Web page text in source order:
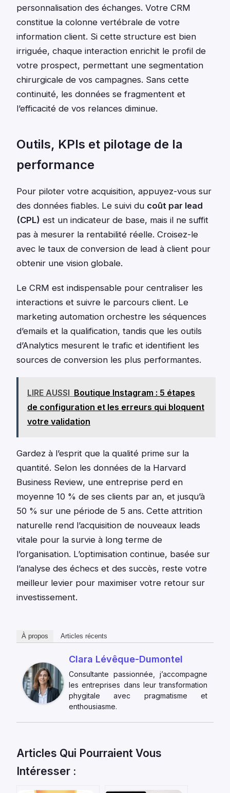
personnalisation des échanges. Votre CRM
constitue la colonne vertébrale de votre
information client. Si cette structure est bien
irriguée, chaque interaction enrichit le profil de
votre prospect, permettant une segmentation
chirurgicale de vos campagnes. Sans cette
continuité, les données se fragmentent et
l’efficacité de vos relances diminue.
Outils, KPIs et pilotage de la
performance
Pour piloter votre acquisition, appuyez-vous sur
des données fiables. Le suivi du coût par lead
(CPL) est un indicateur de base, mais il ne suffit
pas à mesurer la rentabilité réelle. Croisez-le
avec le taux de conversion de lead à client pour
obtenir une vision globale.
Le CRM est indispensable pour centraliser les
interactions et suivre le parcours client. Le
marketing automation orchestre les séquences
d’emails et la qualification, tandis que les outils
d’Analytics mesurent le trafic et identifient les
sources de conversion les plus performantes.
LIRE AUSSI Boutique Instagram : 5 étapes
de configuration et les erreurs qui bloquent
votre validation
Gardez à l’esprit que la qualité prime sur la
quantité. Selon les données de la Harvard
Business Review, une entreprise perd en
moyenne 10 % de ses clients par an, et jusqu’à
50 % sur une période de 5 ans. Cette attrition
naturelle rend l’acquisition de nouveaux leads
vitale pour la survie à long terme de
l’organisation. L’optimisation continue, basée sur
l’analyse des échecs et des succès, reste votre
meilleur levier pour maximiser votre retour sur
investissement.
À propos Articles récents
Clara Lévêque-Dumontel
Consultante passionnée, j’accompagne
les entreprises dans leur transformation
phygitale avec pragmatisme et
enthousiasme.
Articles Qui Pourraient Vous
Intéresser :